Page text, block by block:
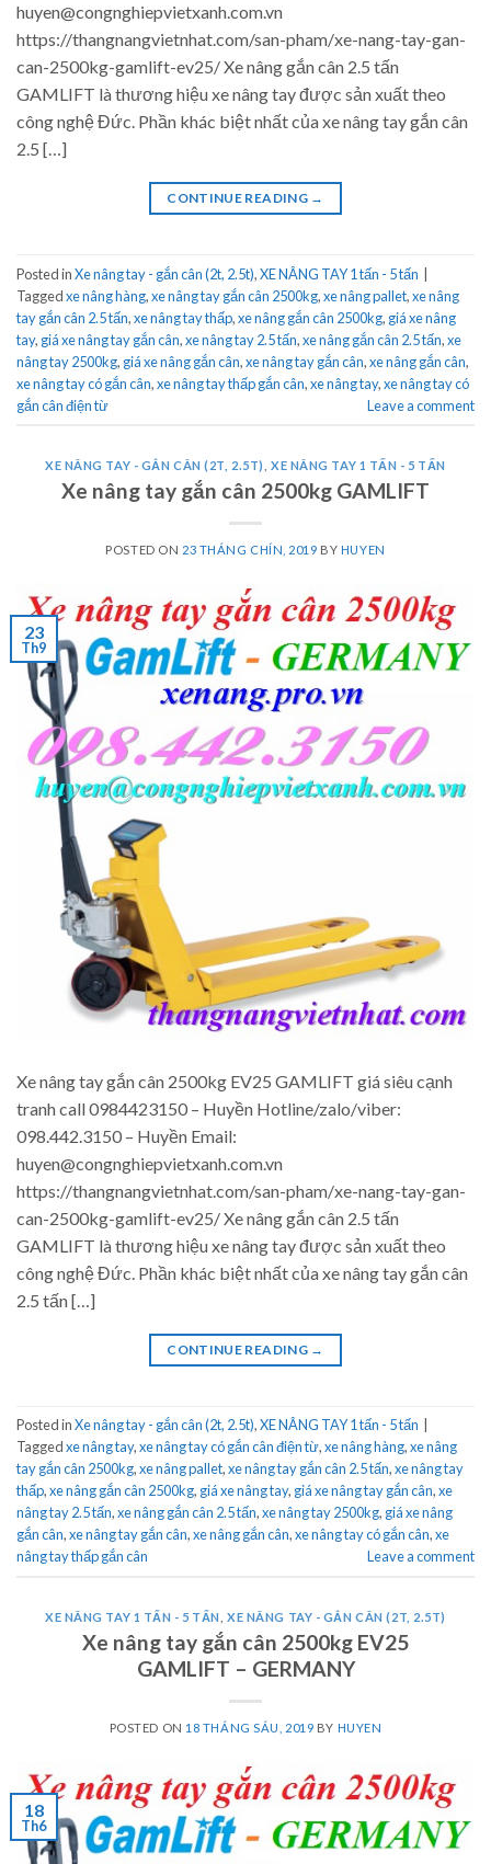
huyen@congnghiepvietxanh.com.vn
https://thangnangvietnhat.com/san-pham/xe-nang-tay-gan-
can-2500kg-gamlift-ev25/ Xe nâng gắn cân 2.5 tấn
GAMLIFT là thương hiệu xe nâng tay được sản xuất theo
công nghệ Đức. Phần khác biệt nhất của xe nâng tay gắn cân
2.5 […]
CONTINUE READING →
Posted inXe nâng tay - gắn cân (2t, 2.5t),XE NÂNG TAY 1 tấn - 5 tấn
Taggedxe nâng hàng,xe nâng tay gắn cân 2500kg,xe nâng pallet,xe nâng
tay gắn cân 2.5 tấn,xe nâng tay thấp,xe nâng gắn cân 2500kg, giá xe nâng
tay, giá xe nâng tay gắn cân,xe nâng tay 2.5 tấn,xe nâng gắn cân 2.5 tấn,xe
nâng tay 2500kg, giá xe nâng gắn cân,xe nâng tay gắn cân,xe nâng gắn cân,
xe nâng tay có gắn cân,xe nâng tay thấp gắn cân,xe nâng tay,xe nâng tay có
gắn cân điện từ
Leave a comment
XE NÂNG TAY - GẮN CÂN (2T, 2.5T) ,XE NÂNG TAY 1 TẤN - 5 TẤN
Xe nâng tay gắn cân 2500kg GAMLIFT
POSTED ON 23 THÁNG CHÍN, 2019 BY HUYEN
23
Th9
Xe nâng tay gắn cân 2500kg EV25 GAMLIFT giá siêu cạnh
tranh call 0984423150 – Huyền Hotline/zalo/viber:
098.442.3150 – Huyền Email:
huyen@congnghiepvietxanh.com.vn
https://thangnangvietnhat.com/san-pham/xe-nang-tay-gan-
can-2500kg-gamlift-ev25/ Xe nâng gắn cân 2.5 tấn
GAMLIFT là thương hiệu xe nâng tay được sản xuất theo
công nghệ Đức. Phần khác biệt nhất của xe nâng tay gắn cân
2.5 tấn […]
CONTINUE READING →
Posted inXe nâng tay - gắn cân (2t, 2.5t),XE NÂNG TAY 1 tấn - 5 tấn
Taggedxe nâng tay,xe nâng tay có gắn cân điện từ,xe nâng hàng,xe nâng
tay gắn cân 2500kg,xe nâng pallet,xe nâng tay gắn cân 2.5 tấn,xe nâng tay
thấp,xe nâng gắn cân 2500kg, giá xe nâng tay, giá xe nâng tay gắn cân,xe
nâng tay 2.5 tấn,xe nâng gắn cân 2.5 tấn,xe nâng tay 2500kg, giá xe nâng
gắn cân,xe nâng tay gắn cân,xe nâng gắn cân,xe nâng tay có gắn cân,xe
nâng tay thấp gắn cân
Leave a comment
XE NÂNG TAY 1 TẤN - 5 TẤN ,XE NÂNG TAY - GẮN CÂN (2T, 2.5T)
Xe nâng tay gắn cân 2500kg EV25
GAMLIFT – GERMANY
POSTED ON 18 THÁNG SÁU, 2019 BY HUYEN
18
Th6